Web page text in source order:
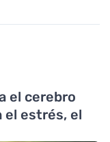
el cerebro
el estrés, el